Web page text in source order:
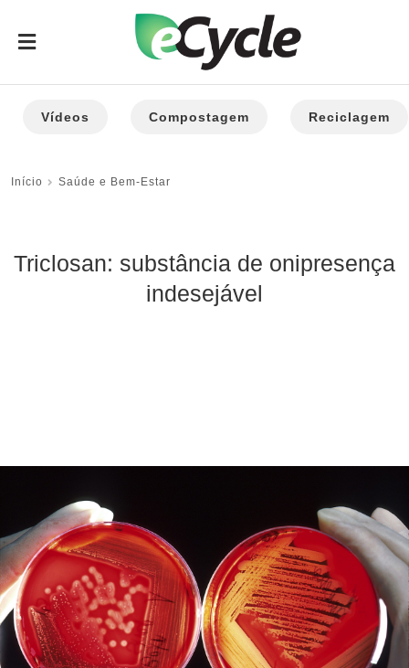
Vídeos Compostagem Reciclagem
Início Saúde e Bem-Estar
Triclosan: substância de onipresença
indesejável